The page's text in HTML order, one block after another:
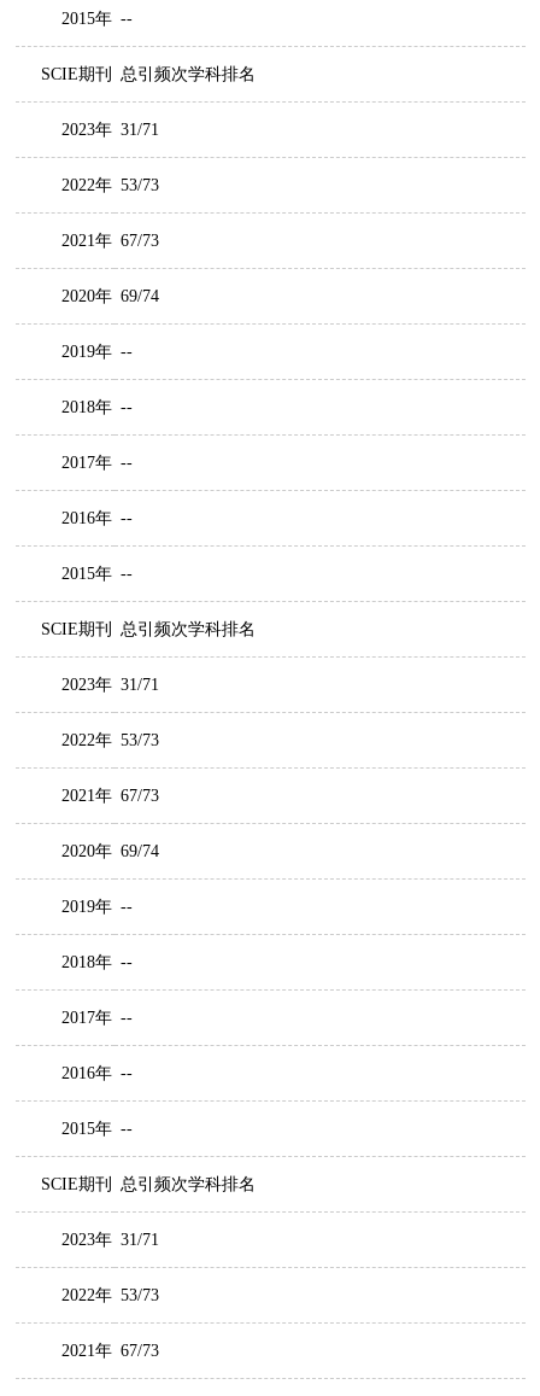
2015年 --
SCIE期刊 总引频次学科排名
2023年 31/71
2022年 53/73
2021年 67/73
2020年 69/74
2019年 --
2018年 --
2017年 --
2016年 --
2015年 --
SCIE期刊 总引频次学科排名
2023年 31/71
2022年 53/73
2021年 67/73
2020年 69/74
2019年 --
2018年 --
2017年 --
2016年 --
2015年 --
SCIE期刊 总引频次学科排名
2023年 31/71
2022年 53/73
2021年 67/73